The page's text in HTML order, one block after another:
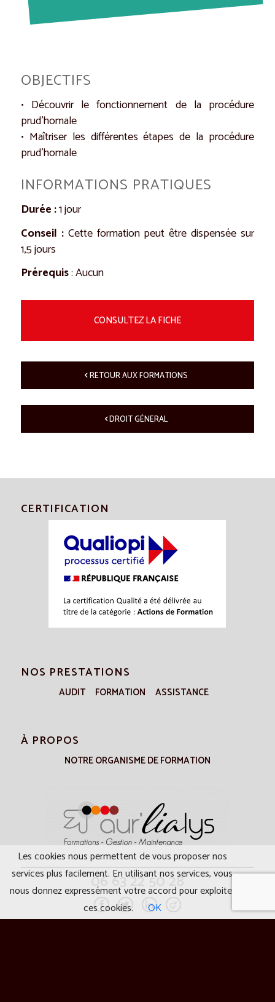
OBJECTIFS
• Découvrir le fonctionnement de la procédure
prud’homale
• Maîtriser les différentes étapes de la procédure
prud’homale
INFORMATIONS PRATIQUES
Durée :1 jour
Conseil :Cette formation peut être dispensée sur
1,5 jours
Prérequis: Aucun
CONSULTEZ LA FICHE
RETOUR AUX FORMATIONS
DROIT GÉNERAL
CERTIFICATION
NOS PRESTATIONS
AUDIT FORMATION ASSISTANCE
À PROPOS
NOTRE ORGANISME DE FORMATION
06 63 22 50 28
Les cookies nous permettent de vous proposer nos
services plus facilement. En utilisant nos services, vous
nous donnez expressément votre accord pour exploiter
ces cookies.
OK